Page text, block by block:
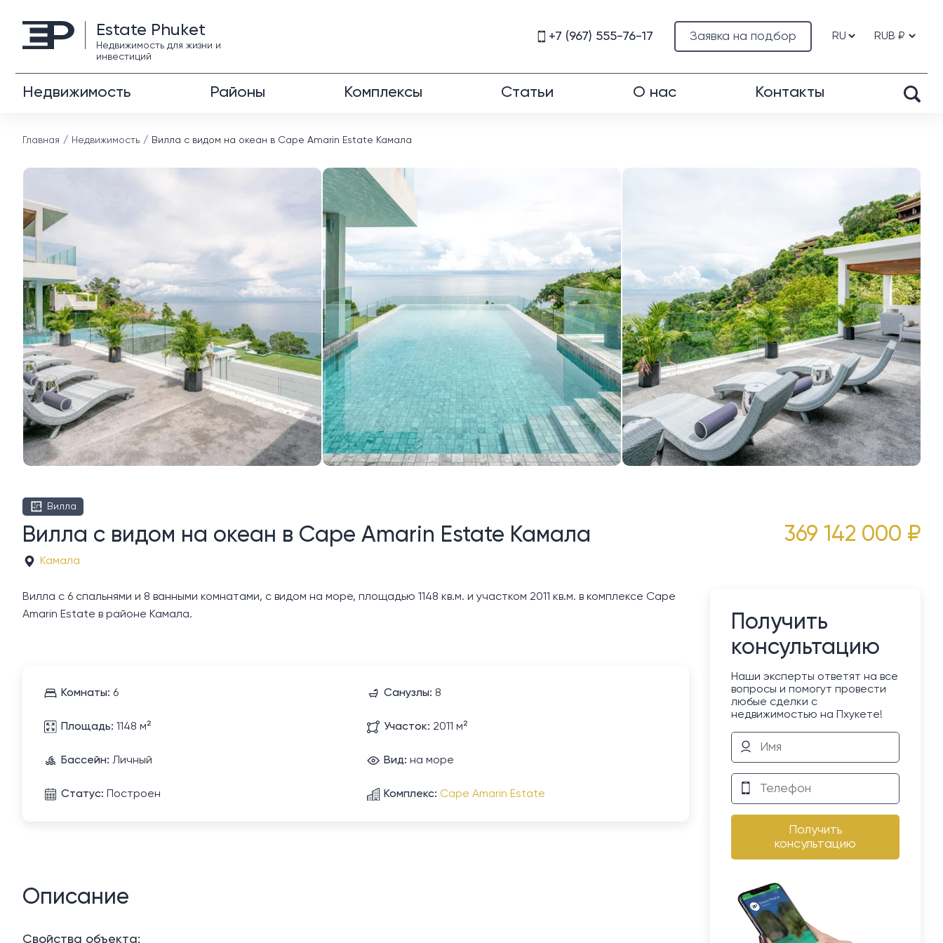
Estate Phuket
Недвижимость для жизни и
инвестиций
Заявка на подбор
+7 (967) 555-76-17
Недвижимость Районы Комплексы Статьи О нас Контакты
Главная Недвижимость Вилла с видом на океан в Cape Amarin Estate Камала
Вилла
Вилла с видом на океан в Cape Amarin Estate Камала
Камала
369 142 000 ₽
Вилла с 6 спальнями и 8 ванными комнатами, с видом на море, площадью 1148 кв.м. и участком 2011 кв.м. в комплексе Cape
Amarin Estate в районе Камала.
Комнаты: 6 Санузлы: 8
Площадь: 1148 м² Участок: 2011 м²
Бассейн: Личный Вид: на море
Статус: Построен Комплекс: Cape Amarin Estate
Описание
Свойства объекта:
Получить
консультацию
Наши эксперты ответят на все
вопросы и помогут провести
любые сделки с
недвижимостью на Пхукете!
Получить
консультацию